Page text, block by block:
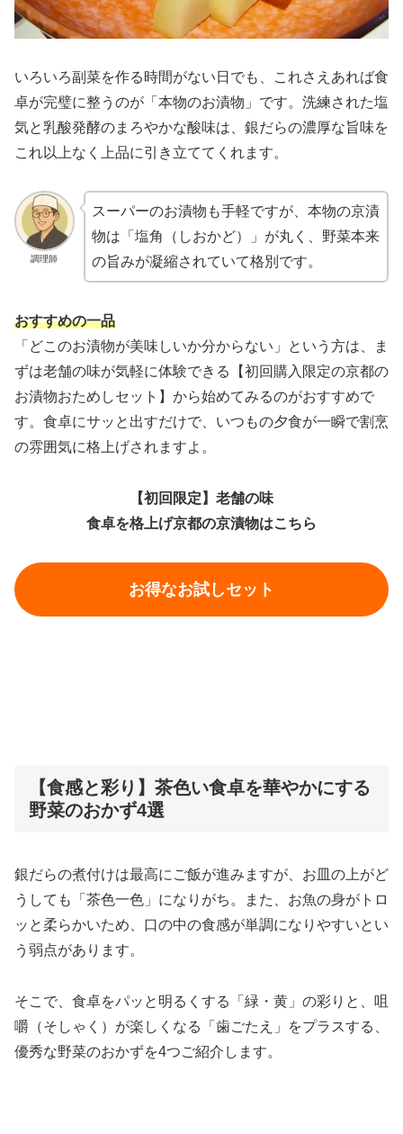
いろいろ副菜を作る時間がない日でも、これさえあれば食
卓が完璧に整うのが「本物のお漬物」です。洗練された塩
気と乳酸発酵のまろやかな酸味は、銀だらの濃厚な旨味を
これ以上なく上品に引き立ててくれます。
調理師
スーパーのお漬物も手軽ですが、本物の京漬
物は「塩角（しおかど）」が丸く、野菜本来
の旨みが凝縮されていて格別です。
おすすめの一品
「どこのお漬物が美味しいか分からない」という方は、ま
ずは老舗の味が気軽に体験できる【初回購入限定の京都の
お漬物おためしセット】から始めてみるのがおすすめで
す。食卓にサッと出すだけで、いつもの夕食が一瞬で割烹
の雰囲気に格上げされますよ。
【初回限定】老舗の味
食卓を格上げ京都の京漬物はこちら
お得なお試しセット
【食感と彩り】茶色い食卓を華やかにする
野菜のおかず4選
銀だらの煮付けは最高にご飯が進みますが、お皿の上がど
うしても「茶色一色」になりがち。また、お魚の身がトロ
ッと柔らかいため、口の中の食感が単調になりやすいとい
う弱点があります。
そこで、食卓をパッと明るくする「緑・黄」の彩りと、咀
嚼（そしゃく）が楽しくなる「歯ごたえ」をプラスする、
優秀な野菜のおかずを4つご紹介します。